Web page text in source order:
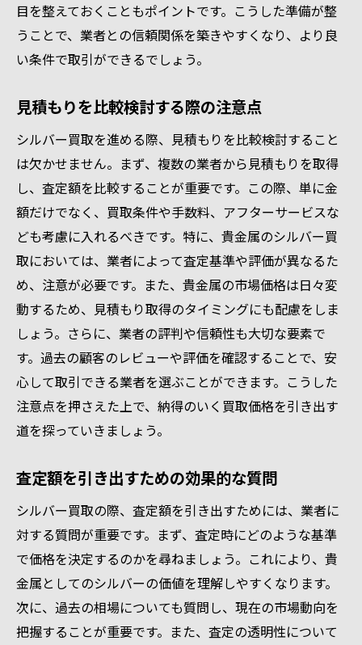
目を整えておくこともポイントです。こうした準備が整
うことで、業者との信頼関係を築きやすくなり、より良
い条件で取引ができるでしょう。
見積もりを比較検討する際の注意点
シルバー買取を進める際、見積もりを比較検討すること
は欠かせません。まず、複数の業者から見積もりを取得
し、査定額を比較することが重要です。この際、単に金
額だけでなく、買取条件や手数料、アフターサービスな
ども考慮に入れるべきです。特に、貴金属のシルバー買
取においては、業者によって査定基準や評価が異なるた
め、注意が必要です。また、貴金属の市場価格は日々変
動するため、見積もり取得のタイミングにも配慮をしま
しょう。さらに、業者の評判や信頼性も大切な要素で
す。過去の顧客のレビューや評価を確認することで、安
心して取引できる業者を選ぶことができます。こうした
注意点を押さえた上で、納得のいく買取価格を引き出す
道を探っていきましょう。
査定額を引き出すための効果的な質問
シルバー買取の際、査定額を引き出すためには、業者に
対する質問が重要です。まず、査定時にどのような基準
で価格を決定するのかを尋ねましょう。これにより、貴
金属としてのシルバーの価値を理解しやすくなります。
次に、過去の相場についても質問し、現在の市場動向を
把握することが重要です。また、査定の透明性について